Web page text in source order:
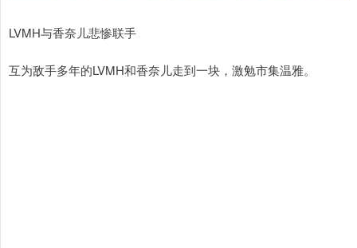
LVMH与香奈儿悲惨联手
互为敌手多年的LVMH和香奈儿走到一块，激勉市集温雅。